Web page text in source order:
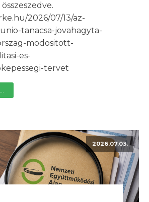
2026/07/13/az-
tanacsa-jovahagyta-
modositott-
es-
tervet
2026.07.03.